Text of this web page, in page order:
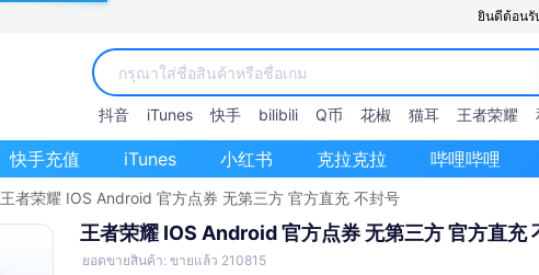
ยินดีต้อนรั
抖音 iTunes 快手 bilibili Q币 花椒 猫耳 王者荣耀
快手充值 iTunes 小红书 克拉克拉 哔哩哔哩
王者荣耀 IOS Android 官方点券 无第三方 官方直充 不封号
王者荣耀 IOS Android 官方点券 无第三方 官方直充
ยอดขายสินค้า: ขายแล้ว 210815